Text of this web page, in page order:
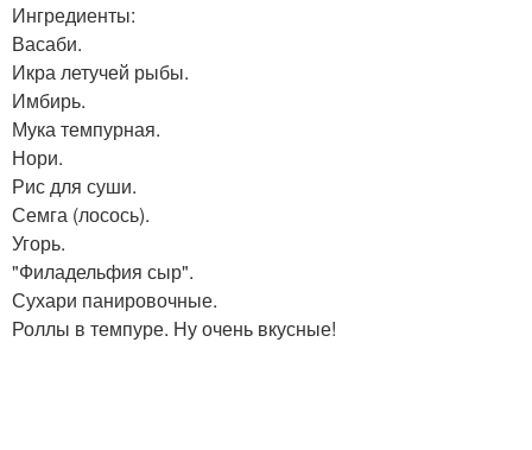
Ингредиенты:
Васаби.
Икра летучей рыбы.
Имбирь.
Мука темпурная.
Нори.
Рис для суши.
Семга (лосось).
Угорь.
"Филадельфия сыр".
Сухари панировочные.
Роллы в темпуре. Ну очень вкусные!